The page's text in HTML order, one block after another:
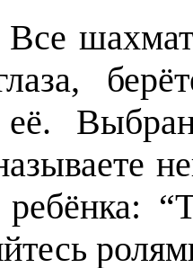
Все
её.
ребёнка: